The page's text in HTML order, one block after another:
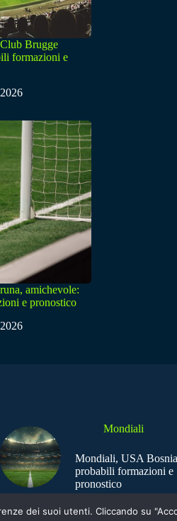
Brugge
formazioni e
amichevole:
e pronostico
Mondiali
Mondiali, USA
probabili formazioni e
pronostico
dei suoi utenti. Cliccando su